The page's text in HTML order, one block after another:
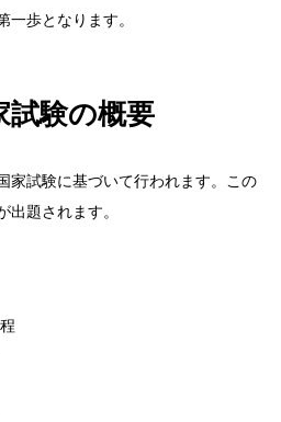
一歩となります。
試験の概要
家試験に基づいて行われます。この
出題されます。